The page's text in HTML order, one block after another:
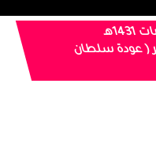
( عودة سلطان